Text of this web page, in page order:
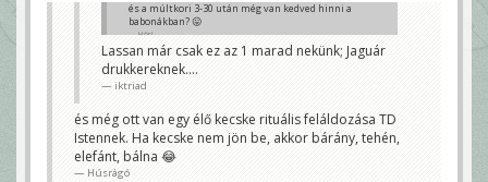
és a múltkori 3-30 után még van kedved hinni a
babonákban? 😛
Höri
Lassan már csak ez az 1 marad nekünk; Jaguár
drukkereknek....
iktriad
és még ott van egy élő kecske rituális feláldozása TD
Istennek. Ha kecske nem jön be, akkor bárány, tehén,
elefánt, bálna 😂
Húsrágó